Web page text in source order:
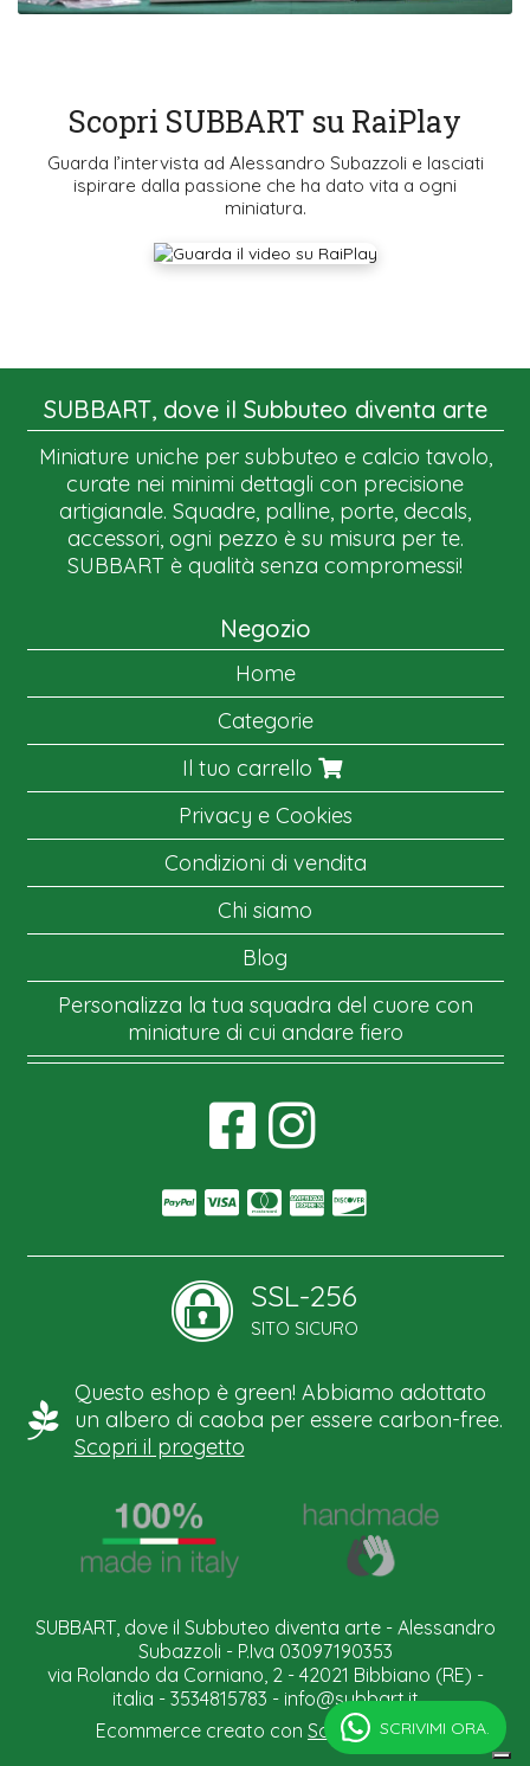
Scopri SUBBART su RaiPlay
Guarda l’intervista ad Alessandro Subazzoli e lasciati
ispirare dalla passione che ha dato vita a ogni
miniatura.
SUBBART, dove il Subbuteo diventa arte
Miniature uniche per subbuteo e calcio tavolo,
curate nei minimi dettagli con precisione
artigianale. Squadre, palline, porte, decals,
accessori, ogni pezzo è su misura per te.
SUBBART è qualità senza compromessi!
Negozio
Home
Categorie
Il tuo carrello
Privacy e Cookies
Condizioni di vendita
Chi siamo
Blog
Personalizza la tua squadra del cuore con
miniature di cui andare fiero
SSL-256
SITO SICURO
Questo eshop è green! Abbiamo adottato
un albero di caoba per essere carbon-free.
Scopri il progetto
SUBBART, dove il Subbuteo diventa arte - Alessandro
Subazzoli - P.Iva 03097190353
via Rolando da Corniano, 2 - 42021 Bibbiano (RE) -
italia - 3534815783 - info@subbart.it
Ecommerce creato con Scontrino.comSCRIVIMI ORA.